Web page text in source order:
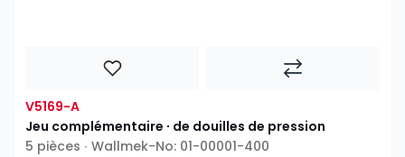
V5169-A
Jeu complémentaire ∙ de douilles de pression
5 pièces ∙ Wallmek-No: 01-00001-400